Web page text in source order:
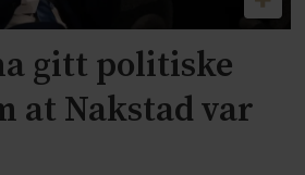
gitt politiske
at Nakstad var